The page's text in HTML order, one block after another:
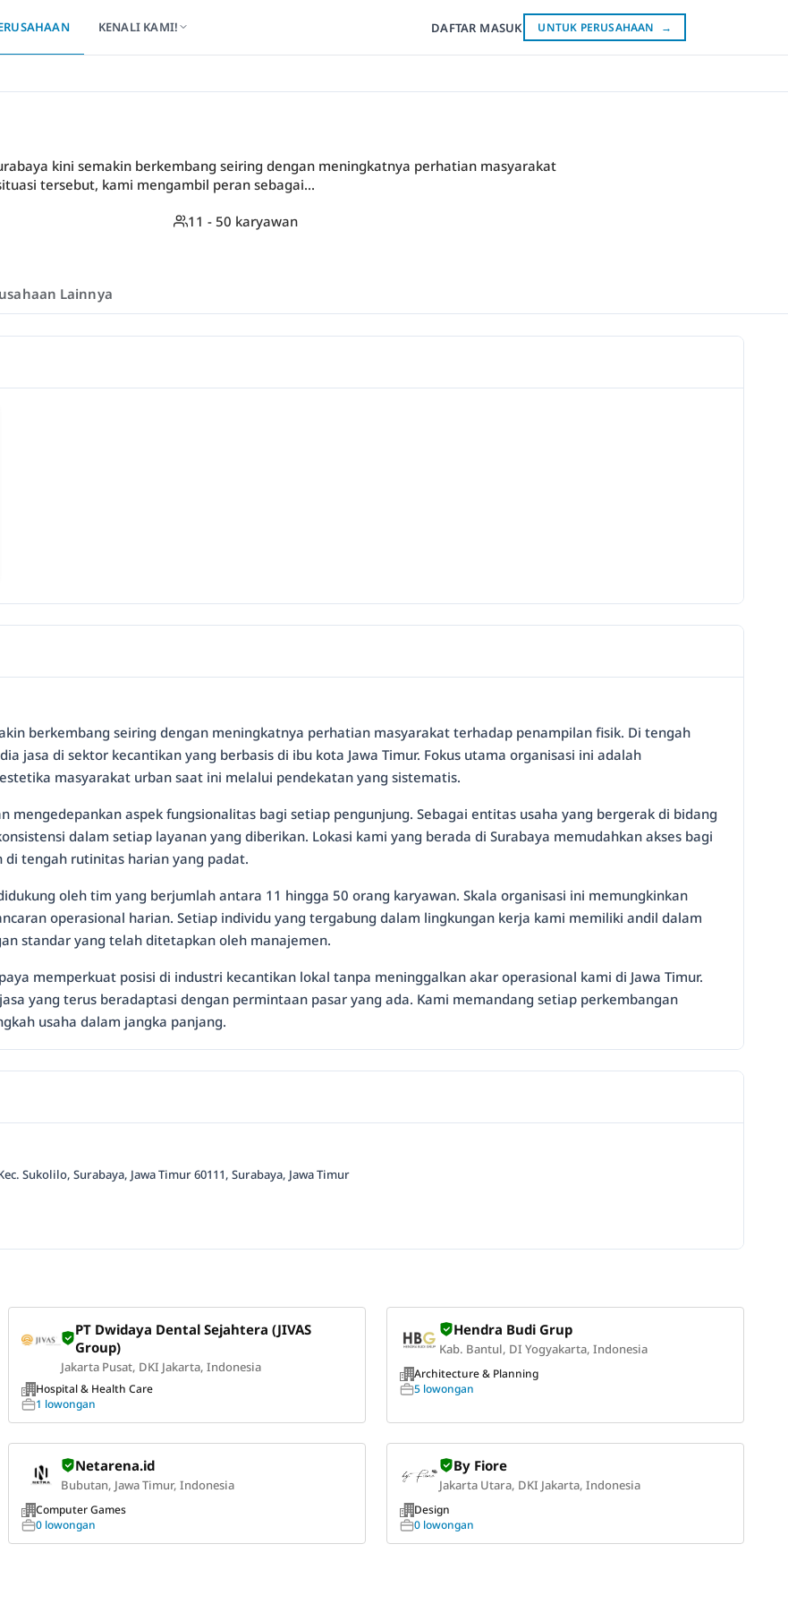
KENALI KAMI! DAFTAR MASUK UNTUK PERUSAHAAN →
kini semakin berkembang seiring dengan meningkatnya perhatian masyarakat
tersebut, kami mengambil peran sebagai...
11 - 50 karyawan
Lainnya
berkembang seiring dengan meningkatnya perhatian masyarakat terhadap penampilan fisik. Di tengah
jasa di sektor kecantikan yang berbasis di ibu kota Jawa Timur. Fokus utama organisasi ini adalah
masyarakat urban saat ini melalui pendekatan yang sistematis.
aspek fungsionalitas bagi setiap pengunjung. Sebagai entitas usaha yang bergerak di bidang
dalam setiap layanan yang diberikan. Lokasi kami yang berada di Surabaya memudahkan akses bagi
tengah rutinitas harian yang padat.
oleh tim yang berjumlah antara 11 hingga 50 orang karyawan. Skala organisasi ini memungkinkan
operasional harian. Setiap individu yang tergabung dalam lingkungan kerja kami memiliki andil dalam
standar yang telah ditetapkan oleh manajemen.
memperkuat posisi di industri kecantikan lokal tanpa meninggalkan akar operasional kami di Jawa Timur.
yang terus beradaptasi dengan permintaan pasar yang ada. Kami memandang setiap perkembangan
usaha dalam jangka panjang.
Sukolilo, Surabaya, Jawa Timur 60111, Surabaya, Jawa Timur
PT Dwidaya Dental Sejahtera (JIVAS
Group)
Jakarta Pusat, DKI Jakarta, Indonesia
Hospital & Health Care
1 lowongan
Hendra Budi Grup
Kab. Bantul, DI Yogyakarta, Indonesia
Architecture & Planning
5 lowongan
Netarena.id
Bubutan, Jawa Timur, Indonesia
Computer Games
0 lowongan
By Fiore
Jakarta Utara, DKI Jakarta, Indonesia
Design
0 lowongan